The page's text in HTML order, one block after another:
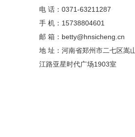
电 话：0371-63211287
手 机：15738804601
邮 箱：betty@hnsicheng.cn
地 址：河南省郑州市二七区嵩
江路亚星时代广场1903室